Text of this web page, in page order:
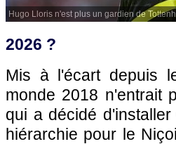
Hugo Lloris n'est plus un gardien de
2026 ?
Mis à l'écart depuis
monde 2018 n'entrait
qui a décidé
hiérarchie pour le